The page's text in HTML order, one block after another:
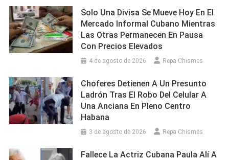
Solo Una Divisa Se Mueve Hoy En El
Mercado Informal Cubano Mientras
Las Otras Permanecen En Pausa
Con Precios Elevados
4 de agosto de 2026 Repa Chismes
Choferes Detienen A Un Presunto
Ladrón Tras El Robo Del Celular A
Una Anciana En Pleno Centro
Habana
3 de agosto de 2026 Repa Chismes
Fallece La Actriz Cubana Paula Alí A